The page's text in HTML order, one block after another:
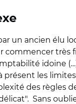
un ancien élu
commencer
idoine
présent les
des règles
Sans